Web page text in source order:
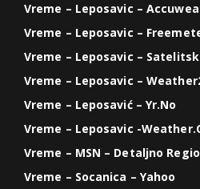
Vreme – Leposavic –
Vreme – Leposavic –
Vreme – Leposavic –
Vreme – Leposavic –
Vreme – Leposavić – Yr.no
Vreme – Leposavic -
Vreme – MSN – Detaljno
Vreme – Socanica – Yahoo